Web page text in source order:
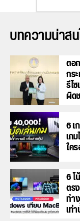
บทความน่าส
ตอ
กร
รีไ
ผิด
6
เก
ใค
6
ตร
ทำ
เท่